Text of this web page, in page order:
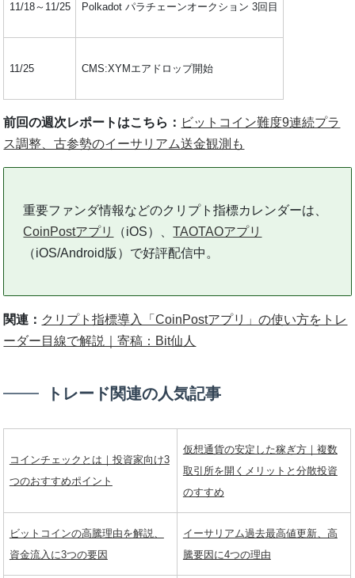
11/18～11/25 Polkadot パラチェーンオークション 3回目
11/25 CMS:XYMエアドロップ開始
前回の週次レポートはこちら： ビットコイン難度9連続プラ
ス調整、古参勢のイーサリアム送金観測も
重要ファンダ情報などのクリプト指標カレンダーは、
CoinPostアプリ
（iOS）、TAOTAOアプリ
（iOS/Android版）で好評配信中。
関連： クリプト指標導入「CoinPostアプリ」の使い方をトレ
ーダー目線で解説｜寄稿：Bit仙人
トレード関連の人気記事
コインチェックとは｜投資家向け3
つのおすすめポイント
仮想通貨の安定した稼ぎ方｜複数
取引所を開くメリットと分散投資
のすすめ
ビットコインの高騰理由を解説、
資金流入に3つの要因
イーサリアム過去最高値更新、高
騰要因に4つの理由